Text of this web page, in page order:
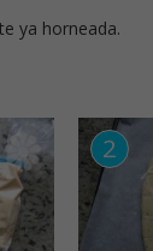
ya horneada.